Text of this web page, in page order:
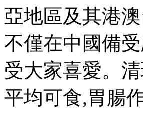
亞地區及其港澳
不僅在中國備受
受大家喜愛。
平均可食,胃腸作用